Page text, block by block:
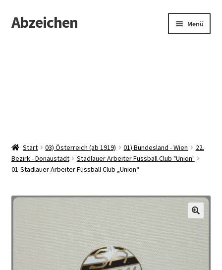
Zur
Navigation
Zum
Inhalt
Abzeichen Menü
Start 03) Österreich (ab 1919) 01) Bundesland - Wien
22.
Bezirk - Donaustadt
Stadlauer Arbeiter Fussball Club "Union"
01-Stadlauer Arbeiter Fussball Club „Union“